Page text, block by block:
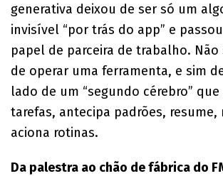
generativa deixou de ser só um
invisível “por trás do app” e
papel de parceira de trabalho. Não
de operar uma ferramenta, e sim
lado de um “segundo cérebro”
tarefas, antecipa padrões, resume,
aciona rotinas.
Da palestra ao chão de fábrica do